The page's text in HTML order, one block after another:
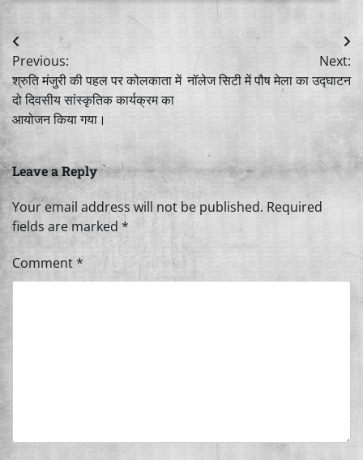
Post
navigation
Previous:
श्रुति मंजुरी की पहल पर कोलकाता में
दो दिवसीय सांस्कृतिक कार्यक्रम का
आयोजन किया गया।
Next:
नॉलेज सिटी में पौष मेला का उद्घाटन
Leave a Reply
Your email address will not be published. Required
fields are marked *
Comment*